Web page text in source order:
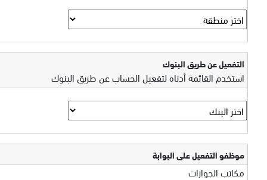
التفعيل عن طريق البنوك
استخدم القائمة أدناه لتفعيل الحساب عن طريق البنوك
موظفو التفعيل على البوابة
مكاتب الجوازات